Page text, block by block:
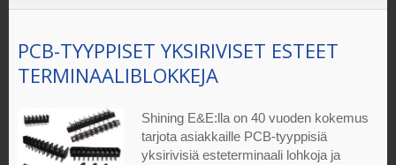
PCB-TYYPPISET YKSIRIVISET ESTEET
TERMINAALIBLOKKEJA
Shining E&E:lla on 40 vuoden kokemus
tarjota asiakkaille PCB-tyyppisiä
yksirivisiä esteterminaali lohkoja ja